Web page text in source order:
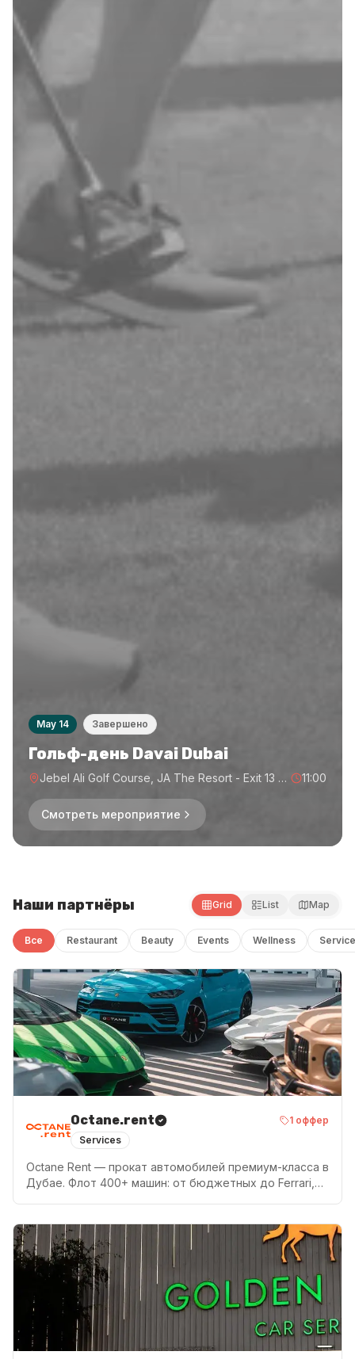
May 14 Завершено
Гольф-день Davai Dubai
Jebel Ali Golf Course, JA The Resort - Exit 13 - Дубай - Объединенные Арабские Эмираты 11:00
Смотреть мероприятие
Наши партнёры Grid List Map
Все Restaurant Beauty Events Wellness
Octane.rent 1 оффер
Services
Octane Rent — прокат автомобилей премиум-класса в
Дубае. Флот 400+ машин: от бюджетных до Ferrari,
аренду, никаких скрытых платежей. Страховка
включена в каждый заказ. Доставка в любую точку
ОАЭ в течение 60 минут, круглосуточно. Рейтинг
4.9★ на Google (1600+ отзывов). Лауреат премии
«Лучший прокат люксовых автомобилей Дубая 2025»
по версии World Luxury Travel. 10 лет на рынке, более
15 000 клиентов.